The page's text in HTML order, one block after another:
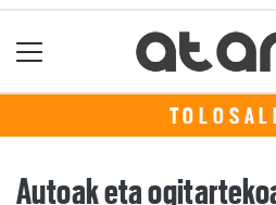
Autoak eta